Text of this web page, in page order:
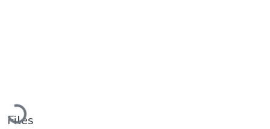
Loading...
Files